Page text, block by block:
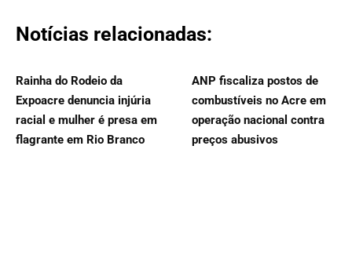
Notícias relacionadas:
Rainha do Rodeio da
Expoacre denuncia injúria
racial e mulher é presa em
flagrante em Rio Branco
ANP fiscaliza postos de
combustíveis no Acre em
operação nacional contra
preços abusivos